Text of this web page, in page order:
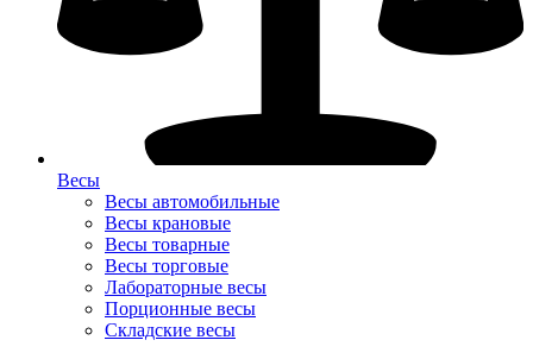
Весы
Весы автомобильные
Весы крановые
Весы товарные
Весы торговые
Лабораторные весы
Порционные весы
Складские весы